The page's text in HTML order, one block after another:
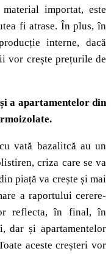
importat, este
fi atrase. În plus, în
interne, dacă
vor crește prețurile de
a apartamentelor din
vată bazalitcă au un
criza care se va
piață va crește și mai
a raportului cerere-
reflecta, în final, în
dar și apartamentelor
aceste creșteri vor